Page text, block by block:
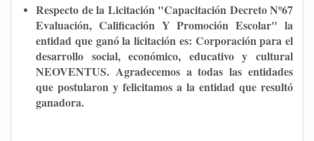
Respecto de la Licitación "Capacitación Decreto Nº67
Evaluación, Calificación Y Promoción Escolar" la
entidad que ganó la licitación es: Corporación para el
desarrollo social, económico, educativo y cultural
NEOVENTUS. Agradecemos a todas las entidades
que postularon y felicitamos a la entidad que resultó
ganadora.